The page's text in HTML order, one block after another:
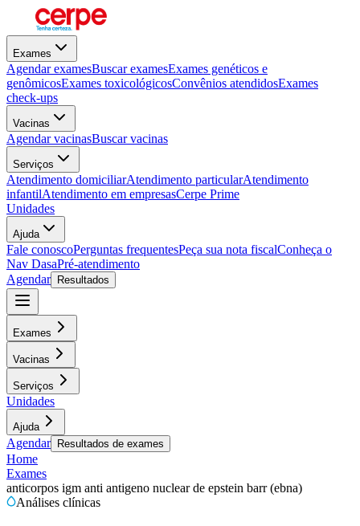
Exames
Agendar examesBuscar examesExames genéticos e
genômicosExames toxicológicosConvênios atendidosExames
check-ups
Vacinas
Agendar vacinasBuscar vacinas
Serviços
Atendimento domiciliarAtendimento particularAtendimento
infantilAtendimento em empresasCerpe Prime
Unidades
Ajuda
Fale conoscoPerguntas frequentesPeça sua nota fiscalConheça o
Nav DasaPré-atendimento
Agendar
Resultados
Exames
Vacinas
Serviços
Unidades
Ajuda
Agendar Resultados de exames
Home
Exames
anticorpos igm anti antigeno nuclear de epstein barr (ebna)
Análises clínicas